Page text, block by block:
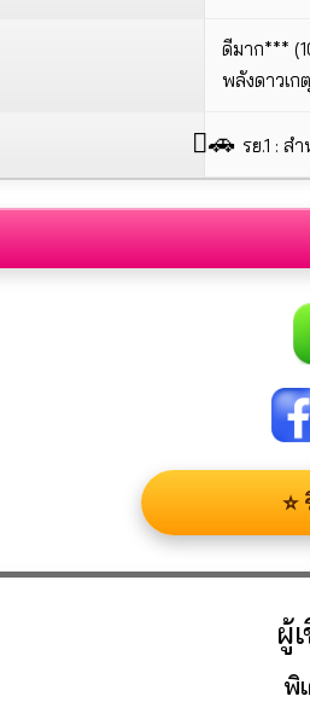
ดีมาก***
พลังดาวเก
🚗 รย.1 : ส
ผู้
พิ